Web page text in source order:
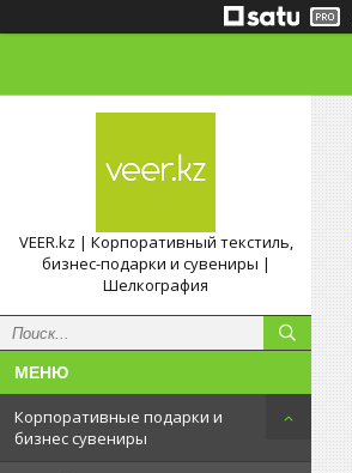
VEER.kz | Корпоративный текстиль,
бизнес-подарки и сувениры |
Шелкография
Корпоративные подарки и
бизнес сувениры